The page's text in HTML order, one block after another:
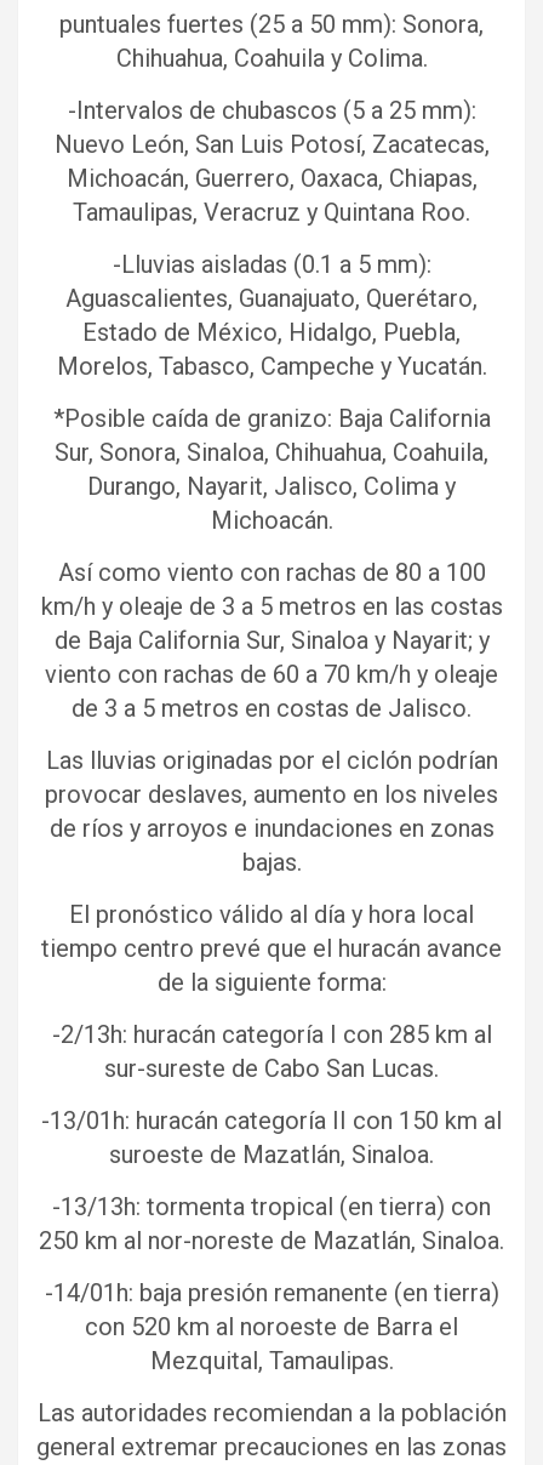
puntuales fuertes (25 a 50 mm): Sonora,
Chihuahua, Coahuila y Colima.
-Intervalos de chubascos (5 a 25 mm):
Nuevo León, San Luis Potosí, Zacatecas,
Michoacán, Guerrero, Oaxaca, Chiapas,
Tamaulipas, Veracruz y Quintana Roo.
-Lluvias aisladas (0.1 a 5 mm):
Aguascalientes, Guanajuato, Querétaro,
Estado de México, Hidalgo, Puebla,
Morelos, Tabasco, Campeche y Yucatán.
*Posible caída de granizo: Baja California
Sur, Sonora, Sinaloa, Chihuahua, Coahuila,
Durango, Nayarit, Jalisco, Colima y
Michoacán.
Así como viento con rachas de 80 a 100
km/h y oleaje de 3 a 5 metros en las costas
de Baja California Sur, Sinaloa y Nayarit; y
viento con rachas de 60 a 70 km/h y oleaje
de 3 a 5 metros en costas de Jalisco.
Las lluvias originadas por el ciclón podrían
provocar deslaves, aumento en los niveles
de ríos y arroyos e inundaciones en zonas
bajas.
El pronóstico válido al día y hora local
tiempo centro prevé que el huracán avance
de la siguiente forma:
-2/13h: huracán categoría I con 285 km al
sur-sureste de Cabo San Lucas.
-13/01h: huracán categoría II con 150 km al
suroeste de Mazatlán, Sinaloa.
-13/13h: tormenta tropical (en tierra) con
250 km al nor-noreste de Mazatlán, Sinaloa.
-14/01h: baja presión remanente (en tierra)
con 520 km al noroeste de Barra el
Mezquital, Tamaulipas.
Las autoridades recomiendan a la población
general extremar precauciones en las zonas